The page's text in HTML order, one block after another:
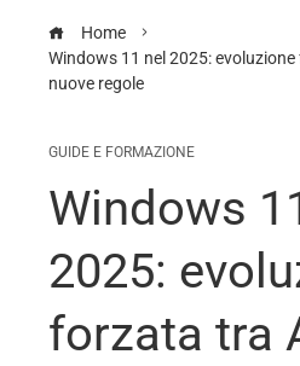
Home
Windows 11 nel 2025:
nuove regole
GUIDE E FORMAZIONE
Windows
2025:
forzata tra